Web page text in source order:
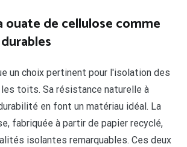
ouate de cellulose comme
un choix pertinent pour l'isolation des
toits. Sa résistance naturelle à
en font un matériau idéal. La
fabriquée à partir de papier recyclé,
isolantes remarquables. Ces deux